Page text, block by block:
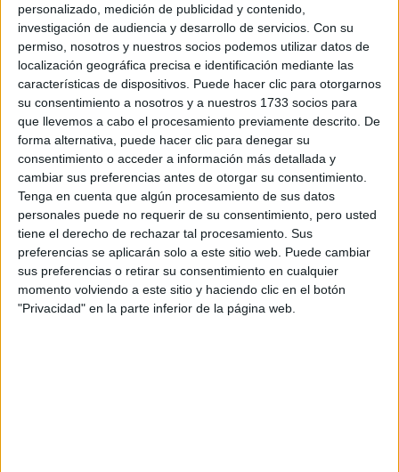
personalizado, medición de publicidad y contenido,
investigación de audiencia y desarrollo de servicios. Con su
permiso, nosotros y nuestros socios podemos utilizar datos de
localización geográfica precisa e identificación mediante las
características de dispositivos. Puede hacer clic para otorgarnos
su consentimiento a nosotros y a nuestros 1733 socios para
que llevemos a cabo el procesamiento previamente descrito. De
forma alternativa, puede hacer clic para denegar su
consentimiento o acceder a información más detallada y
cambiar sus preferencias antes de otorgar su consentimiento.
Tenga en cuenta que algún procesamiento de sus datos
personales puede no requerir de su consentimiento, pero usted
tiene el derecho de rechazar tal procesamiento. Sus
preferencias se aplicarán solo a este sitio web. Puede cambiar
sus preferencias o retirar su consentimiento en cualquier
momento volviendo a este sitio y haciendo clic en el botón
"Privacidad" en la parte inferior de la página web.
A 1 usuarios les interesa estudiar aquíVer todos
Mapa
+
−